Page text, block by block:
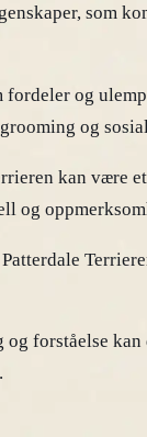
som
og
og
kan være
og
forståelse kan